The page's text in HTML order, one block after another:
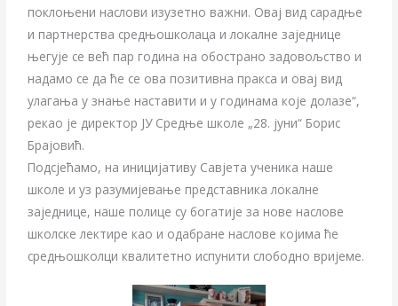
поклоњени наслови изузетно важни. Овај вид сарадње
и партнерства средњошколаца и локалне заједнице
његује се већ пар година на обострано задовољство и
надамо се да ће се ова позитивна пракса и овај вид
улагања у знање наставити и у годинама које долазе“,
рекао је директор ЈУ Средње школе „28. јуни“ Борис
Брајовић.
Подсјећамо, на иницијативу Савјета ученика наше
школе и уз разумијевање представника локалне
заједнице, наше полице су богатије за нове наслове
школске лектире као и одабране наслове којима ће
средњошколци квалитетно испунити слободно вријеме.